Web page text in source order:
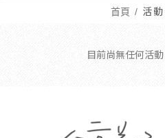
首頁 活
目前尚無任何活